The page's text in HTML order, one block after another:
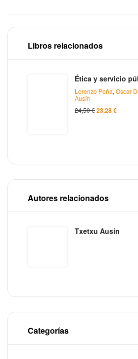
Libros relacionados
Ética y servicio
Lorenzo Peña, Oscar
Ausín
24,50€23,28€
Autores relacionados
Txetxu Ausín
Categorías